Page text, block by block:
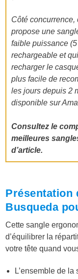
Côté
propose une
faible puissance
rechargeable et
recharger le
plus facile de
les jours depuis 2
disponible sur
Consultez le
meilleures
d’article.
Présentation
Busqueda
Cette sangle
d’équilibrer la
votre tête quand
L’ensemble de